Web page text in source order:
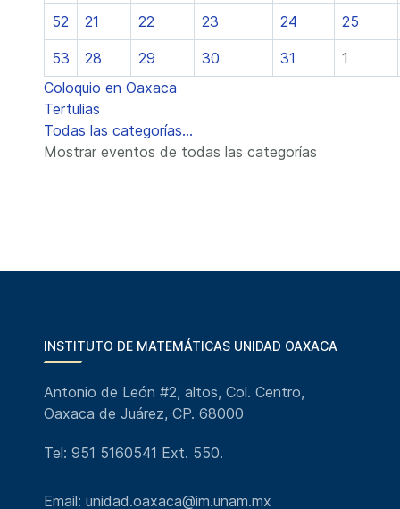
52 21 22 23 24 25
53 28 29 30 31
1
Coloquio en Oaxaca
Tertulias
Todas las categorías...
Mostrar eventos de todas las categorías
INSTITUTO DE MATEMÁTICAS UNIDAD OAXACA
Antonio de León #2, altos, Col. Centro,
Oaxaca de Juárez, CP. 68000
Tel: 951 5160541 Ext. 550.
Email: unidad.oaxaca@im.unam.mx